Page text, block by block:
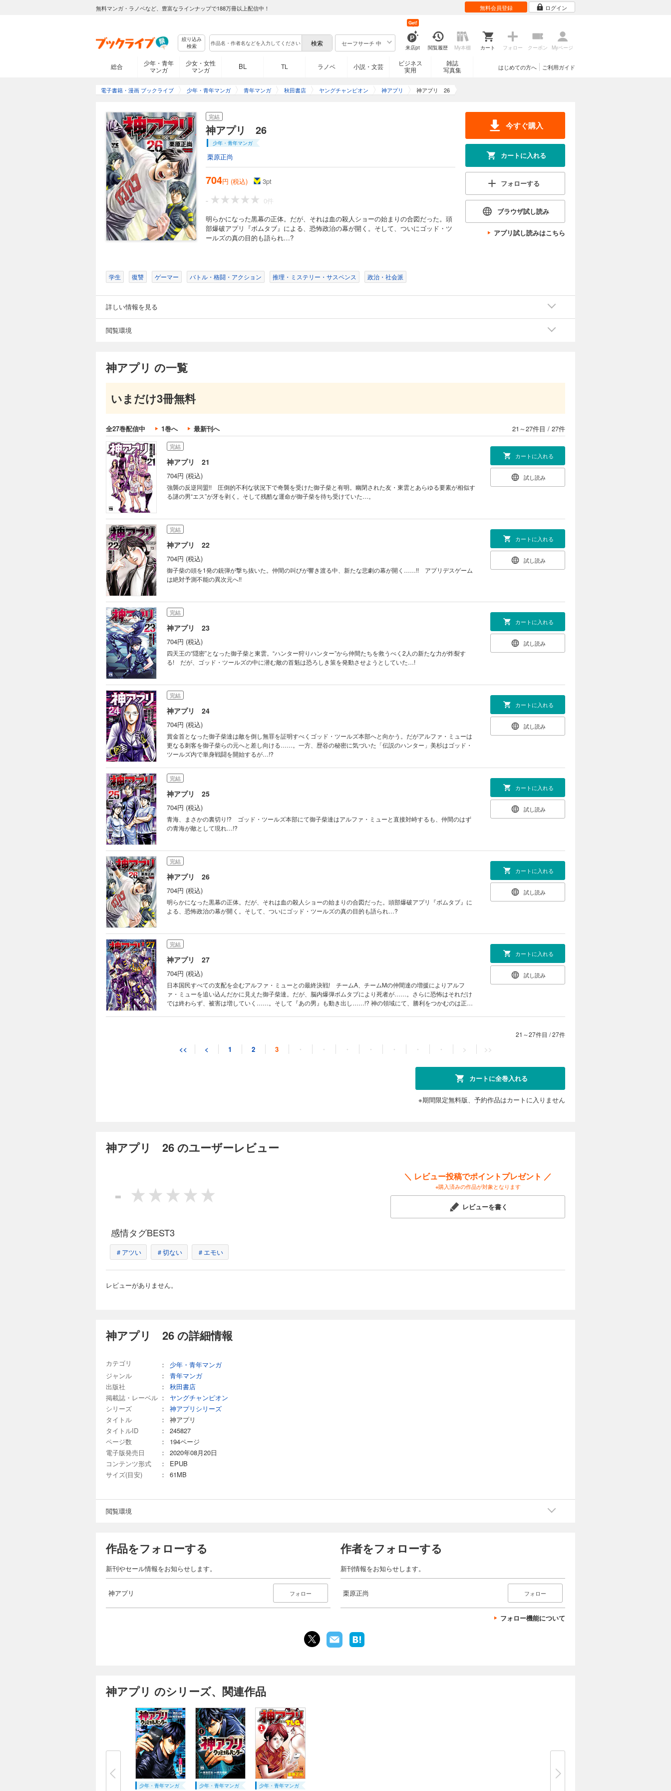
無料マンガ・ラノベなど、豊富なラインナップで188万冊以上配信中！ 無料会員登録 ログイン
絞り込み
検索
セーフサーチ 中
来店pt
Get!
閲覧履歴 My本棚 カート フォロー クーポン Myページ
総合
少年・青年
マンガ
少女・女性
マンガ
BL TL ラノベ 小説・文芸
ビジネス
実用
雑誌
写真集
ご利用ガイド
はじめての方へ
電子書籍・漫画 ブックライブ 少年・青年マンガ 青年マンガ 秋田書店 ヤングチャンピオン 神アプリ 神アプリ 26
完結
神アプリ 26
少年・青年マンガ
栗原正尚
704円 (税込) 3pt
-
0件
明らかになった黒幕の正体。だが、それは血の殺人ショーの始まりの合図だった。頭
部爆破アプリ『ボムタブ』による、恐怖政治の幕が開く。そして、ついにゴッド・ツ
ールズの真の目的も語られ…?
今すぐ購入
カートに入れる
フォローする
ブラウザ試し読み
アプリ試し読みはこちら
学生 復讐 ゲーマー バトル・格闘・アクション 推理・ミステリー・サスペンス 政治・社会派
詳しい情報を見る
閲覧環境
神アプリ の一覧
いまだけ3冊無料
全27巻配信中 1巻へ 最新刊へ 21～27件目 / 27件
るのだが…!?
神アプリ 16
704円 (税込)
チームMと拘束マスク、決戦の火蓋は切られた。「即死級」神アイテムの攻略中に明かされるのは、血と暴力に塗
カートに入れる
試し読み
完結
神アプリ 17
704円 (税込)
拘束マスク・南郷との決戦の中、右目を潰され、肉体を切断された東雲。絶望的な状況下、死の淵へと立たされた
チームM。未だ止まらぬ人体切断の「神アイテム」。果たして、チームMを待ち受ける運命は……!?
カートに入れる
試し読み
完結
神アプリ 18
704円 (税込)
有明耕助率いるチームAが2億の賞金首にして仮面組合の首謀者・イプシロンに挑む。だが謎多き「不可視の攻撃」
カートに入れる
試し読み
完結
神アプリ 19
御子柴とチームAはイプシロンの「見えない攻撃」の正体をついに捉える。だが、それは新たなる絶望の始まりに
完結
704円 (税込)
有明耕助率いるチームAとの協調を決めた御子柴。有明の自宅に招かれた御子柴はある重大な秘密を打ち明けら
れ…!? それは、新たな戦いの始まりの合図だった…。
完結
神アプリ 21
704円 (税込)
強襲の反逆同盟!! 圧倒的不利な状況下で奇襲を受けた御子柴と有明。幽閉された友・東雲とあらゆる要素が相似す
る謎の男“エス”が牙を剥く。そして残酷な運命が御子柴を待ち受けていた…。
カートに入れる
試し読み
完結
神アプリ 22
704円 (税込)
御子柴の頭を1発の銃弾が撃ち抜いた。仲間の叫びが響き渡る中、新たな悲劇の幕が開く……!! アプリデスゲーム
は絶対予測不能の異次元へ!!
カートに入れる
試し読み
完結
神アプリ 23
704円 (税込)
四天王の“隠密”となった御子柴と東雲。“ハンター狩りハンター”から仲間たちを救うべく2人の新たな力が炸裂す
る! だが、ゴッド・ツールズの中に潜む敵の首魁は恐ろしき策を発動させようとしていた…!
カートに入れる
試し読み
完結
神アプリ 24
704円 (税込)
賞金首となった御子柴達は敵を倒し無罪を証明すべくゴッド・ツールズ本部へと向かう。だがアルファ・ミューは
更なる刺客を御子柴らの元へと差し向ける……。一方、歴谷の秘密に気づいた「伝説のハンター」美杉はゴッド・
ツールズ内で単身戦闘を開始するが…!?
カートに入れる
試し読み
完結
神アプリ 25
704円 (税込)
青海、まさかの裏切り!? ゴッド・ツールズ本部にて御子柴達はアルファ・ミューと直接対峙するも、仲間のはず
の青海が敵として現れ…!?
カートに入れる
試し読み
完結
神アプリ 26
704円 (税込)
明らかになった黒幕の正体。だが、それは血の殺人ショーの始まりの合図だった。頭部爆破アプリ『ボムタブ』に
よる、恐怖政治の幕が開く。そして、ついにゴッド・ツールズの真の目的も語られ…?
カートに入れる
試し読み
完結
神アプリ 27
704円 (税込)
日本国民すべての支配を企むアルファ・ミューとの最終決戦! チームA、チームMの仲間達の増援によりアルフ
ァ・ミューを追い込んだかに見えた御子柴達。だが、脳内爆弾ボムタブにより死者が……。さらに恐怖はそれだけ
では終わらず、被害は増していく……。そして『あの男』も動き出し……!? 神の領域にて、勝利をつかむのは正義
カートに入れる
試し読み
21～27件目 /27件
<< < 1 2 3 ・ ・ ・ ・ ・ ・ ・ > >>
カートに全巻入れる
※期間限定無料版、予約作品はカートに入りません
神アプリ 26 のユーザーレビュー
-
＼ レビュー投稿でポイントプレゼント ／
※購入済みの作品が対象となります
レビューを書く
感情タグBEST3
＃アツい ＃切ない ＃エモい
レビューがありません。
神アプリ 26 の詳細情報
カテゴリ ：
少年・青年マンガ
ジャンル
：
青年マンガ
出版社
：
秋田書店
掲載誌・レーベル ：
ヤングチャンピオン
シリーズ
：
神アプリシリーズ
タイトル
：
神アプリ
タイトルID
：
245827
ページ数
：
194ページ
電子版発売日
：
2020年08月20日
コンテンツ形式
：
EPUB
サイズ(目安)
： 61MB
閲覧環境
作品をフォローする
新刊やセール情報をお知らせします。
神アプリ フォロー
作者をフォローする
新刊情報をお知らせします。
栗原正尚 フォロー
フォロー機能について
神アプリ のシリーズ、関連作品
少年・青年マンガ 少年・青年マンガ 少年・青年マンガ